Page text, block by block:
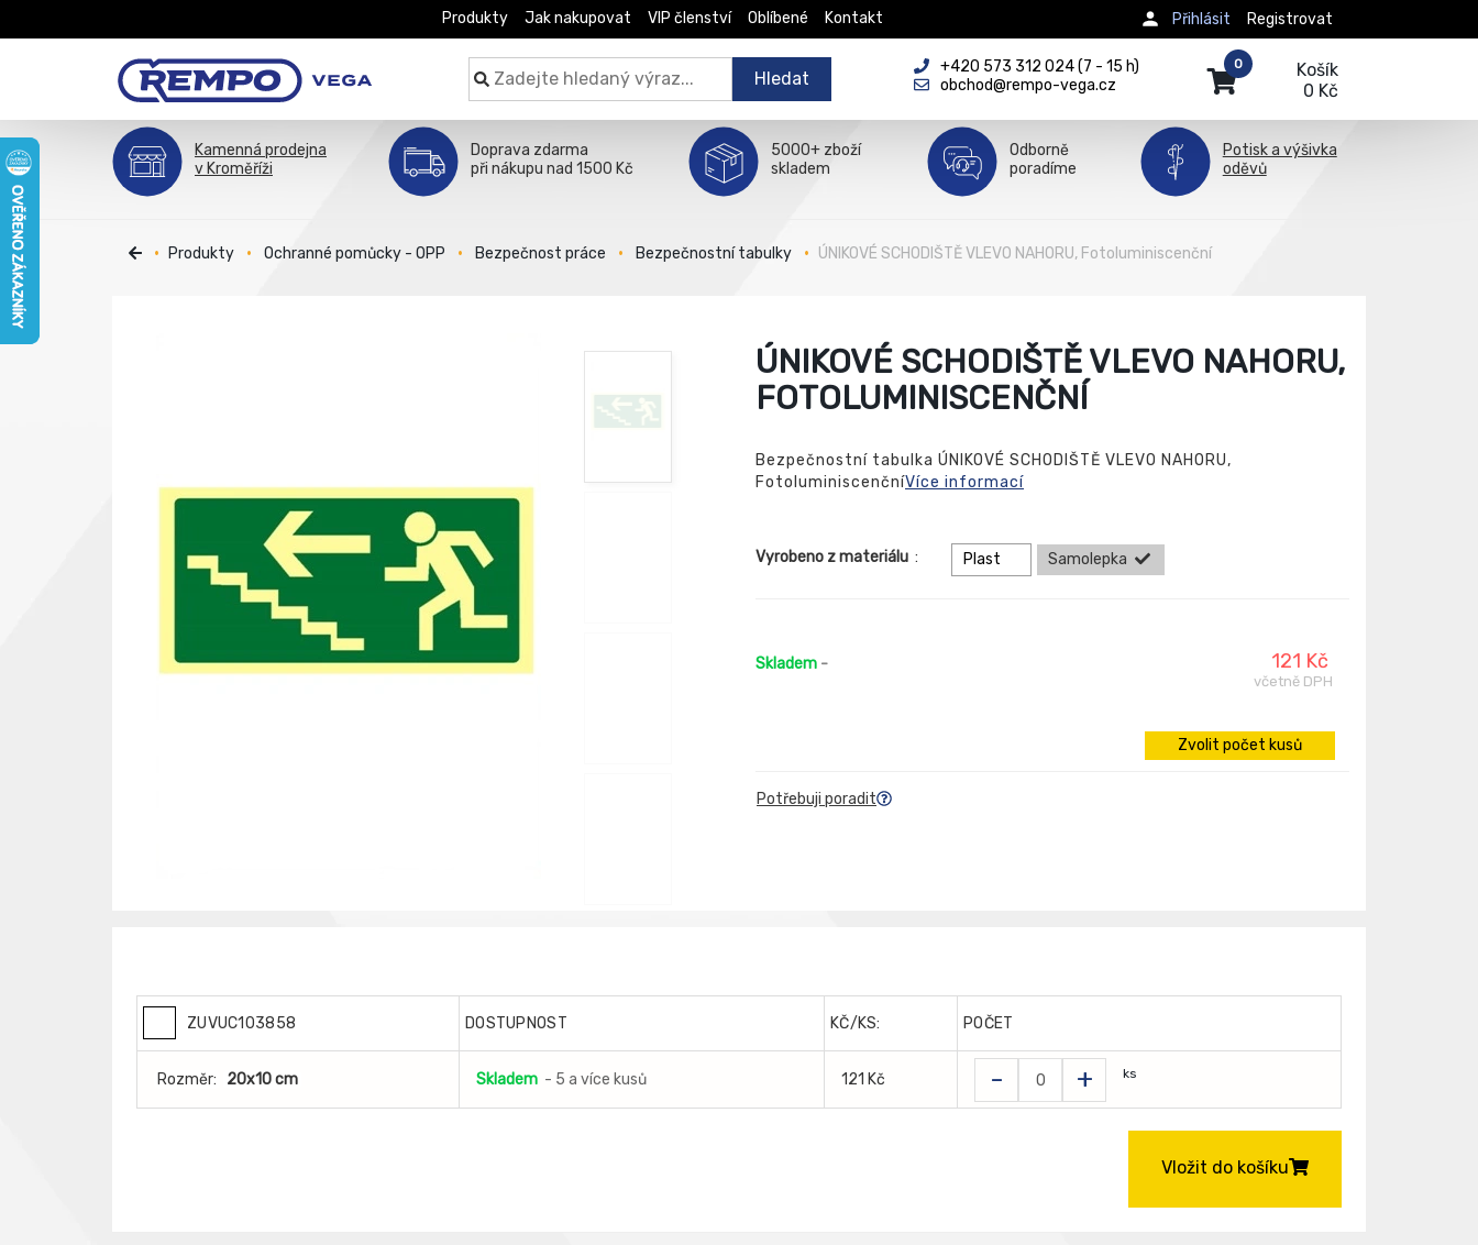
Produkty Jak nakupovat VIP členství Oblíbené Kontakt Registrovat
Přihlásit
Hledat
+420 573 312 024 (7 - 15 h)
obchod@rempo-vega.cz
Košík
0 Kč
0
Kamenná prodejna
v Kroměříži
Doprava zdarma
při nákupu nad 1500 Kč
5000+ zboží
skladem
Odborně
poradíme
Potisk a výšivka
oděvů
Produkty Ochranné pomůcky - OPP Bezpečnost práce Bezpečnostní tabulky ÚNIKOVÉ SCHODIŠTĚ VLEVO NAHORU, Fotoluminiscenční
ÚNIKOVÉ SCHODIŠTĚ VLEVO NAHORU,
FOTOLUMINISCENČNÍ
Bezpečnostní tabulka ÚNIKOVÉ SCHODIŠTĚ VLEVO NAHORU,
FotoluminiscenčníVíce informací
Vyrobeno z materiálu : Plast Samolepka
Skladem - 121 Kč
včetně DPH
Zvolit počet kusů
Potřebuji poradit
ZUVUC103858 DOSTUPNOST KČ/KS: POČET
Rozměr: 20x10 cm Skladem - 5 a více kusů 121 Kč - + ks
Vložit do košíku